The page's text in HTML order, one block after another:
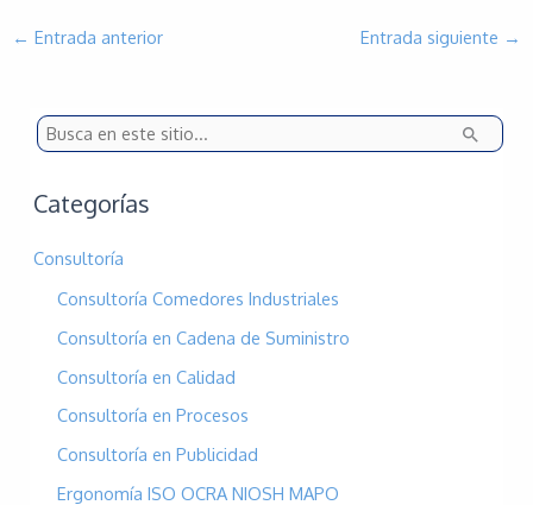
← Entrada anterior Entrada siguiente →
B
s
a
Categorías
Consultoría
Consultoría Comedores Industriales
Consultoría en Cadena de Suministro
Consultoría en Calidad
Consultoría en Procesos
Consultoría en Publicidad
Ergonomía ISO OCRA NIOSH MAPO